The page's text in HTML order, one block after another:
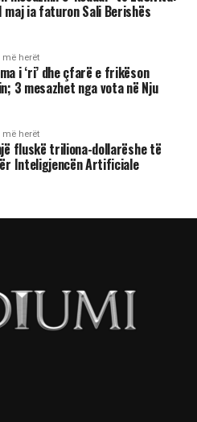
maj ia faturon Sali Berishës
më herët
i ‘ri’ dhe çfarë e frikëson
3 mesazhet nga vota në Nju
më herët
fluskë triliona-dollarëshe të
Inteligjencën Artificiale